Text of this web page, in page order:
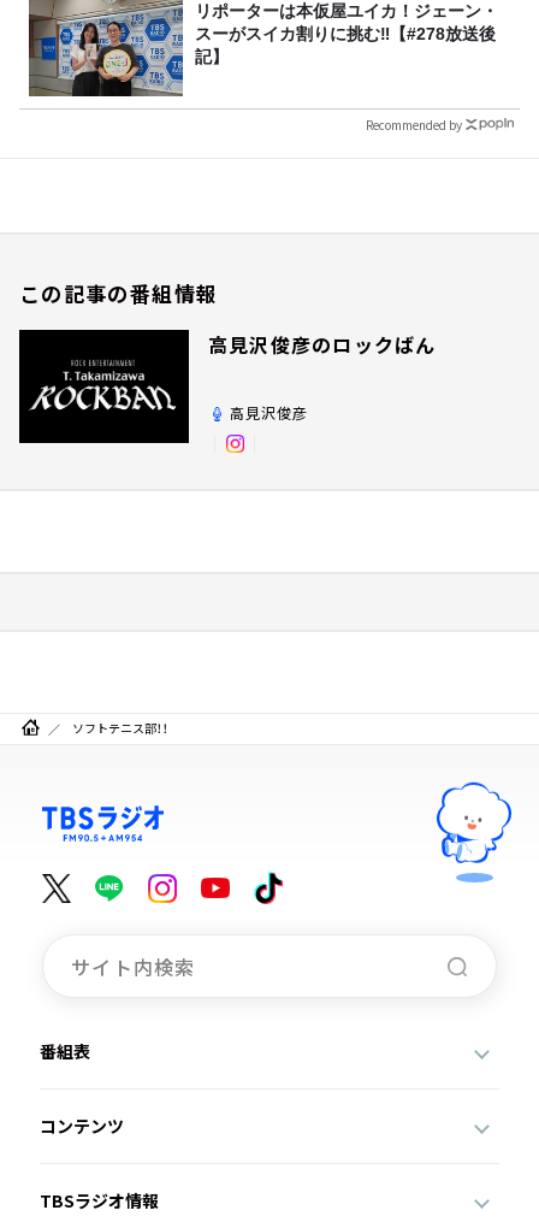
リポーターは本仮屋ユイカ！ジェーン・
スーがスイカ割りに挑む‼【#278放送後
記】
Recommended by
この記事の番組情報
高見沢俊彦のロックばん
高見沢俊彦
ソフトテニス部！！
番組表
コンテンツ
TBSラジオ情報